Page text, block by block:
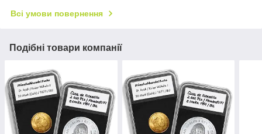
Всі умови повернення
Подібні товари компанії